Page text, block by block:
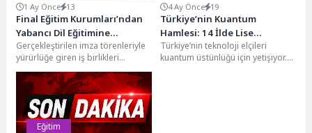
1 Ay Önce 13
Final Eğitim Kurumları’ndan
Yabancı Dil Eğitimine
Uluslararası ve Dijital Güç
Katacak İki Stratejik İş Birliği
Gerçekleştirilen imza törenleriyle
yürürlüğe giren iş birlikleri
kapsamında öğrenciler; bir
yandan Almanca öğrenim
süreçlerinde dijital...
4 Ay Önce 19
Türkiye’nin Kuantum
Hamlesi: 14 İlde Lise
Öğrencileri İçin Dev Eğitim
Seferberliği
Türkiye’nin teknoloji elçileri
kuantum üstünlüğü için yetişiyor.
Eğitim